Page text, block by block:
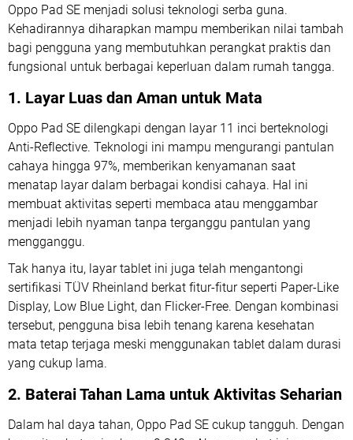
Oppo Pad SE menjadi solusi teknologi serba guna.
Kehadirannya diharapkan mampu memberikan nilai tambah
bagi pengguna yang membutuhkan perangkat praktis dan
fungsional untuk berbagai keperluan dalam rumah tangga.
1. Layar Luas dan Aman untuk Mata
Oppo Pad SE dilengkapi dengan layar 11 inci berteknologi
Anti-Reflective. Teknologi ini mampu mengurangi pantulan
cahaya hingga 97%, memberikan kenyamanan saat
menatap layar dalam berbagai kondisi cahaya. Hal ini
membuat aktivitas seperti membaca atau menggambar
menjadi lebih nyaman tanpa terganggu pantulan yang
mengganggu.
Tak hanya itu, layar tablet ini juga telah mengantongi
sertifikasi TÜV Rheinland berkat fitur-fitur seperti Paper-Like
Display, Low Blue Light, dan Flicker-Free. Dengan kombinasi
tersebut, pengguna bisa lebih tenang karena kesehatan
mata tetap terjaga meski menggunakan tablet dalam durasi
yang cukup lama.
2. Baterai Tahan Lama untuk Aktivitas Seharian
Dalam hal daya tahan, Oppo Pad SE cukup tangguh. Dengan